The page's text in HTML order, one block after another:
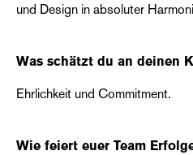
und Design in absoluter
Was schätzt du an deinen
Ehrlichkeit und Commitment.
Wie feiert euer Team